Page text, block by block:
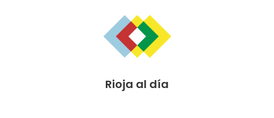
Rioja al día